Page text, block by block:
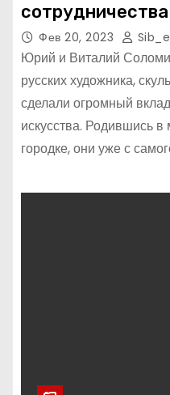
режиссеров
Фев 20, 2023
Юрий и Виталий
русских художника,
сделали огромный
искусства. Родившись
городке, они уже с